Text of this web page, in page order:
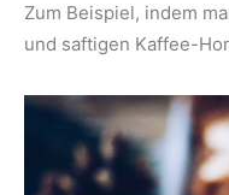
Zum Beispiel, indem
und saftigen Kaffee-